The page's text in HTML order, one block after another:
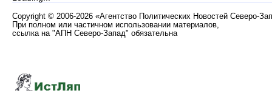
Copyright © 2006-2026 «Агентство Политических Новостей Северо-
При полном или частичном использовании материалов,
ссылка на "АПН Северо-Запад" обязательна